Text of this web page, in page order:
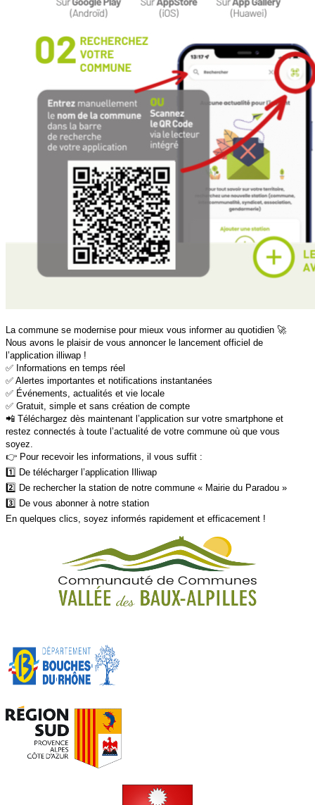
La commune se modernise pour mieux vous informer au quotidien 🚀
Nous avons le plaisir de vous annoncer le lancement officiel de
l’application illiwap !
✅ Informations en temps réel
✅ Alertes importantes et notifications instantanées
✅ Événements, actualités et vie locale
✅ Gratuit, simple et sans création de compte
📲 Téléchargez dès maintenant l’application sur votre smartphone et
restez connectés à toute l’actualité de votre commune où que vous
soyez.
👉 Pour recevoir les informations, il vous suffit :
1️⃣ De télécharger l’application Illiwap
2️⃣ De rechercher la station de notre commune « Mairie du Paradou »
3️⃣ De vous abonner à notre station
En quelques clics, soyez informés rapidement et efficacement !